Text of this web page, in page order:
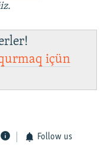
içün
Follow us